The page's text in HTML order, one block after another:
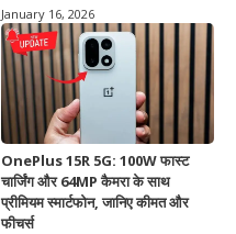
January 16, 2026
OnePlus 15R 5G: 100W फास्ट
चार्जिंग और 64MP कैमरा के साथ
प्रीमियम स्मार्टफोन, जानिए कीमत और
फीचर्स